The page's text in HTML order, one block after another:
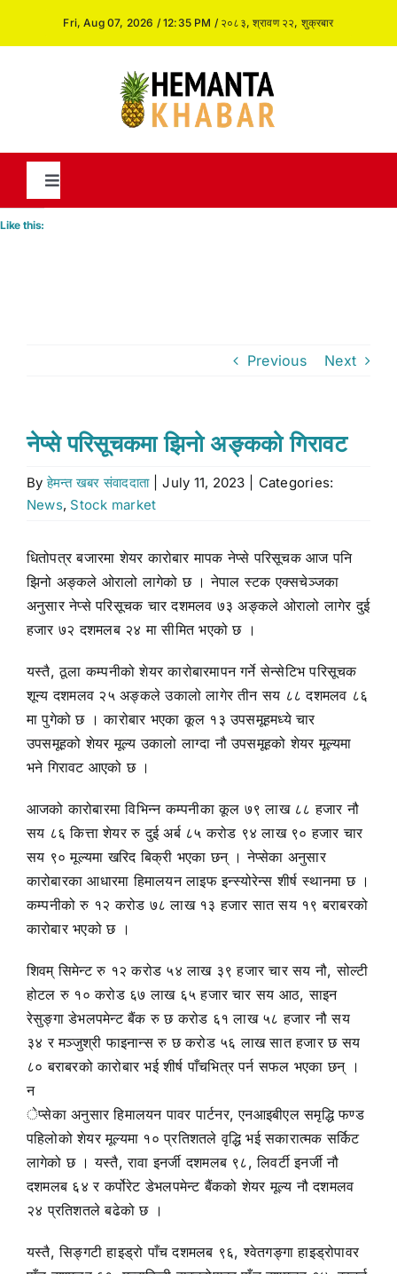
Fri, Aug 07, 2026 / 12:35 PM / २०८३, श्रावण २२, शुक्रबार
Toggle
Navigation
Stock market
Don’t Miss
for:
Like this:
Previous Next
नेप्से परिसूचकमा झिनो अङ्कको गिरावट
Byहेमन्त खबर संवाददाता July 11, 2023
Categories:
News, Stock market
धितोपत्र बजारमा शेयर कारोबार मापक नेप्से परिसूचक आज पनि
झिनो अङ्कले ओरालो लागेको छ । नेपाल स्टक एक्सचेञ्जका
अनुसार नेप्से परिसूचक चार दशमलव ७३ अङ्कले ओरालो लागेर दुई
हजार ७२ दशमलब २४ मा सीमित भएको छ ।
यस्तै, ठूला कम्पनीको शेयर कारोबारमापन गर्ने सेन्सेटिभ परिसूचक
शून्य दशमलव २५ अङ्कले उकालो लागेर तीन सय ८८ दशमलव ८६
मा पुगेको छ । कारोबार भएका कूल १३ उपसमूहमध्ये चार
उपसमूहको शेयर मूल्य उकालो लाग्दा नौ उपसमूहको शेयर मूल्यमा
भने गिरावट आएको छ ।
आजको कारोबारमा विभिन्न कम्पनीका कूल ७९ लाख ८८ हजार नौ
सय ८६ कित्ता शेयर रु दुई अर्ब ८५ करोड ९४ लाख ९० हजार चार
सय ९० मूल्यमा खरिद बिक्री भएका छन् । नेप्सेका अनुसार
कारोबारका आधारमा हिमालयन लाइफ इन्स्योरेन्स शीर्ष स्थानमा छ ।
कम्पनीको रु १२ करोड ७८ लाख १३ हजार सात सय १९ बराबरको
कारोबार भएको छ ।
शिवम् सिमेन्ट रु १२ करोड ५४ लाख ३९ हजार चार सय नौ, सोल्टी
होटल रु १० करोड ६७ लाख ६५ हजार चार सय आठ, साइन
रेसुङ्गा डेभलपमेन्ट बैंक रु छ करोड ६१ लाख ५८ हजार नौ सय
३४ र मञ्जुश्री फाइनान्स रु छ करोड ५६ लाख सात हजार छ सय
८० बराबरको कारोबार भई शीर्ष पाँचभित्र पर्न सफल भएका छन् ।
न
ेप्सेका अनुसार हिमालयन पावर पार्टनर, एनआइबीएल समृद्धि फण्ड
पहिलोको शेयर मूल्यमा १० प्रतिशतले वृद्धि भई सकारात्मक सर्किट
लागेको छ । यस्तै, रावा इनर्जी दशमलब ९८, लिवर्टी इनर्जी नौ
दशमलब ६४ र कर्पोरेट डेभलपमेन्ट बैंकको शेयर मूल्य नौ दशमलव
२४ प्रतिशतले बढेको छ ।
यस्तै, सिङ्गटी हाइड्रो पाँच दशमलब ९६, श्वेतगङ्गा हाइड्रोपावर